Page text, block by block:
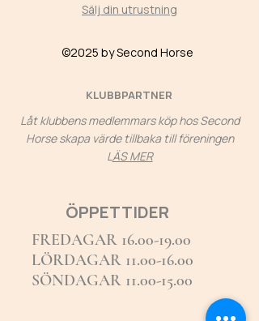
Sälj din utrustning
©2025 by Second Horse
KLUBBPARTNER
Låt klubbens medlemmars köp hos Second
Horse skapa värde tillbaka till föreningen
LÄS MER
ÖPPETTIDER
FREDAGAR 16.00-19.00
LÖRDAGAR 11.00-16.00
SÖNDAGAR 11.00-15.00